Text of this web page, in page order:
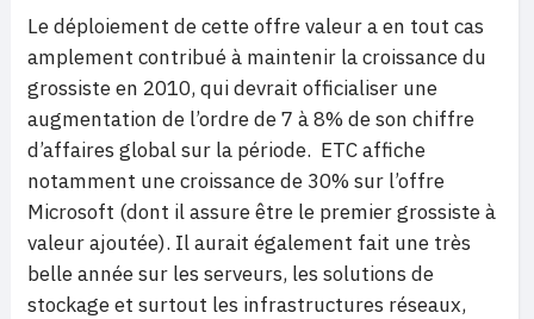
Le déploiement de cette offre valeur a en tout cas
amplement contribué à maintenir la croissance du
grossiste en 2010, qui devrait officialiser une
augmentation de l’ordre de 7 à 8% de son chiffre
d’affaires global sur la période. ETC affiche
notamment une croissance de 30% sur l’offre
Microsoft (dont il assure être le premier grossiste à
valeur ajoutée). Il aurait également fait une très
belle année sur les serveurs, les solutions de
stockage et surtout les infrastructures réseaux,